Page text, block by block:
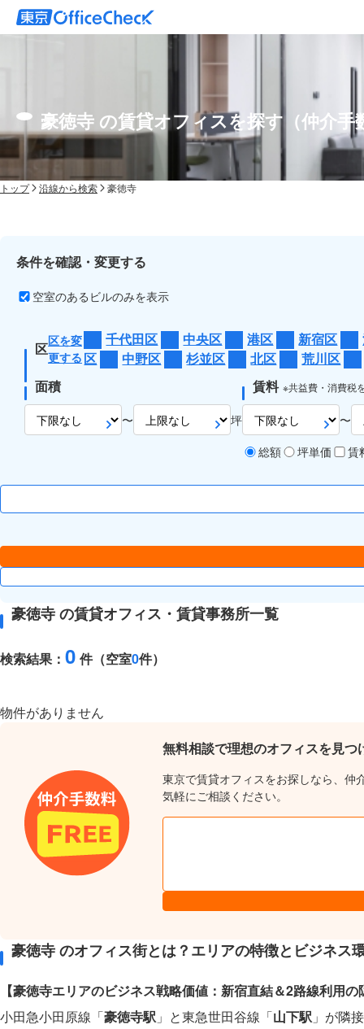
豪徳寺 の賃貸オフィスを探す（仲介手
トップ 沿線から検索 豪徳寺
条件を確認・変更する
空室のあるビルのみを表示
区区を変
更する
千代田区 中央区 港区 新宿区
区
中野区 杉並区 北区
荒川区
面積
〜 坪
賃料 ※共益費・消費税
〜
総額
坪単価 賃
豪徳寺 の賃貸オフィス・賃貸事務所一覧
検索結果： 0 件（空室0件）
物件がありません
無料相談で理想のオフィスを見つ
東京で賃貸オフィスをお探しなら、仲
気軽にご相談ください。
豪徳寺 のオフィス街とは？エリアの特徴とビジネス
【豪徳寺エリアのビジネス戦略価値：新宿直結＆2路線利用
小田急小田原線「豪徳寺駅 」と東急世田谷線「山下駅 」が隣